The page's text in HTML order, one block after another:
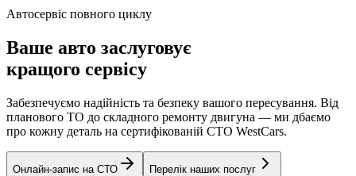
Автосервіс повного циклу
Ваше авто заслуговує
кращого сервісу
Забезпечуємо надійність та безпеку вашого пересування. Від
планового ТО до складного ремонту двигуна — ми дбаємо
про кожну деталь на сертифікованій СТО WestCars.
Онлайн-запис на СТО Перелік наших послуг